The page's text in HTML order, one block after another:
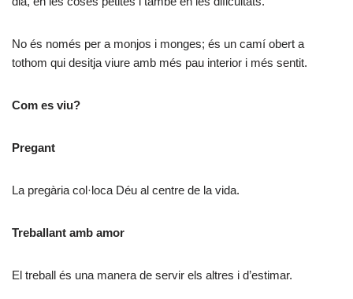
No és només per a monjos i monges; és un camí obert a
tothom qui desitja viure amb més pau interior i més sentit.
Com es viu?
Pregant
La pregària col·loca Déu al centre de la vida.
Treballant amb amor
El treball és una manera de servir els altres i d’estimar.